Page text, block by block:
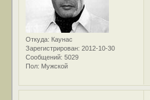
Откуда: Каунас
Зарегистрирован: 2012-10-30
Сообщений: 5029
Пол: Мужской